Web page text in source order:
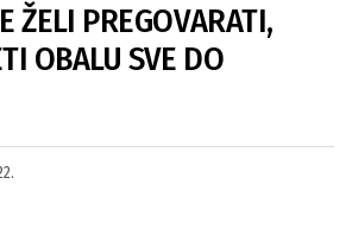
ŽELI PREGOVARATI,
OBALU SVE DO